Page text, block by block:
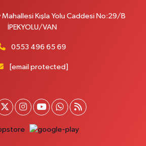
No:46 A Erciş Van
Yol Tarifi Al
Yol Tarifi Al
Kışla Yolu Caddesi No:29/B
İPEKYOLU/VAN
0553 496 65 69
[email protected]